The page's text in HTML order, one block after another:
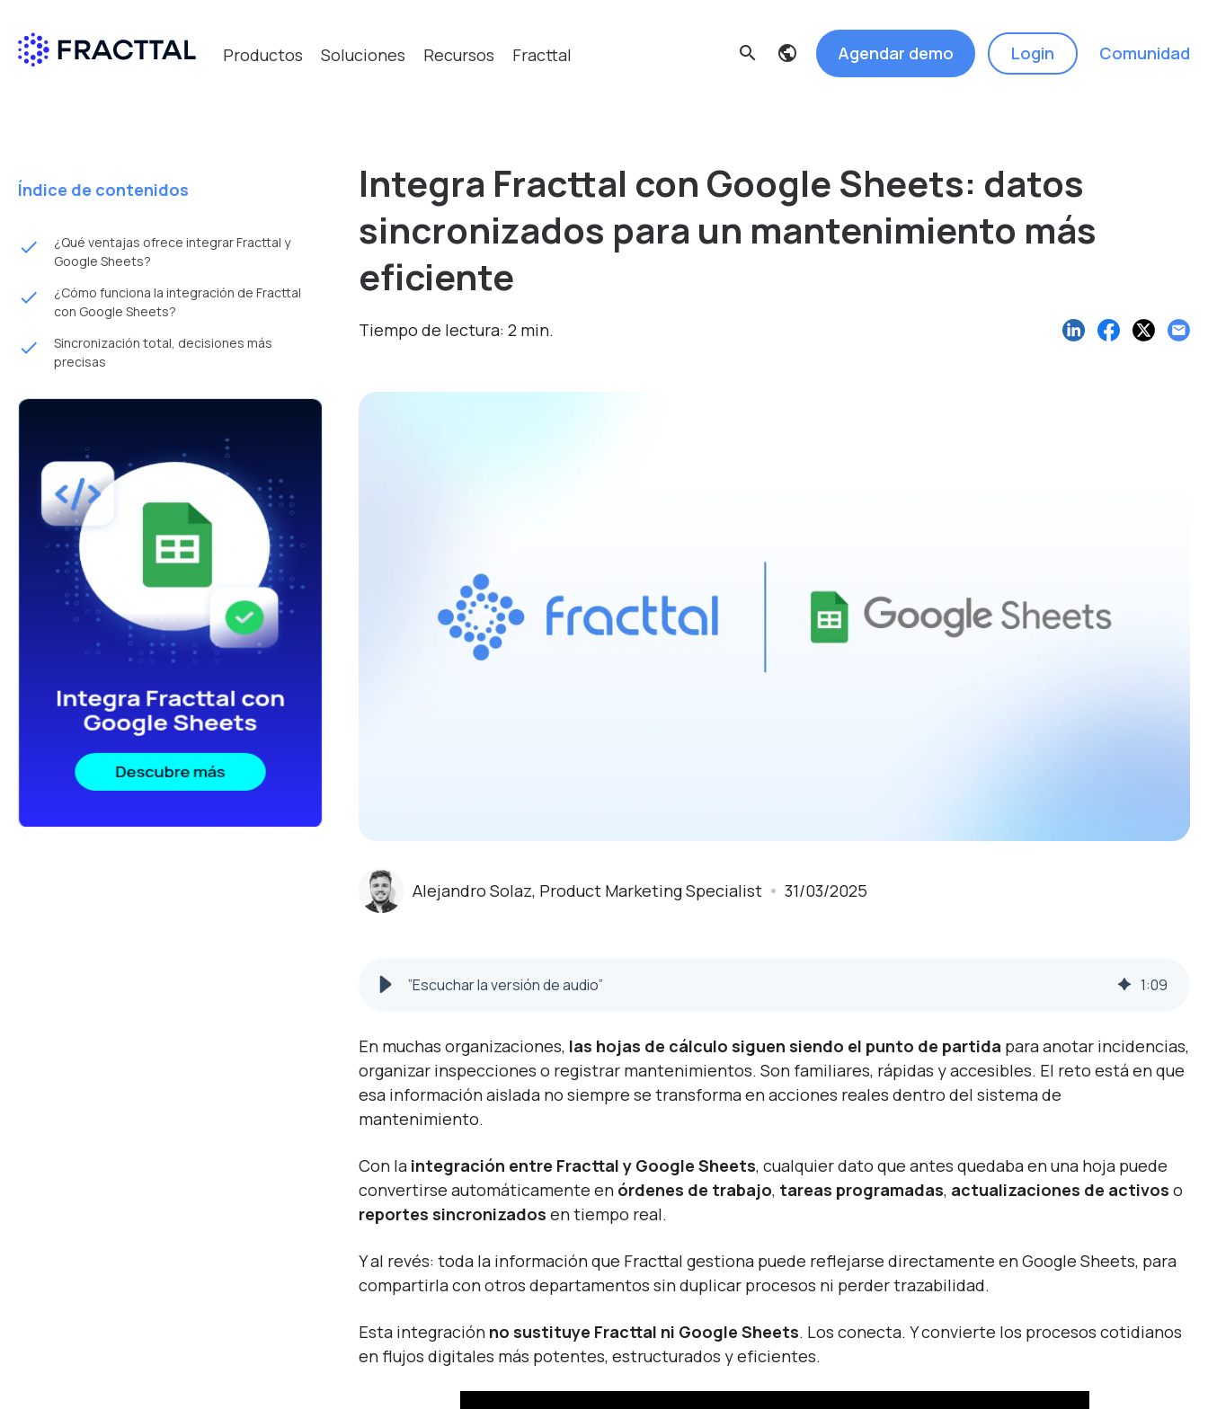
Productos Soluciones Recursos Fracttal search Agendar demo Login Comunidad
Índice de contenidos
done
¿Qué ventajas ofrece integrar Fracttal y
Google Sheets?
done
¿Cómo funciona la integración de Fracttal
con Google Sheets?
done
Sincronización total, decisiones más
precisas
Integra Fracttal con Google Sheets: datos
sincronizados para un mantenimiento más
eficiente
Tiempo de lectura: 2 min.
Alejandro Solaz, Product Marketing Specialist 31/03/2025
”Escuchar la versión de audio” 1:09
En muchas organizaciones, las hojas de cálculo siguen siendo el punto de partida para anotar incidencias,
organizar inspecciones o registrar mantenimientos. Son familiares, rápidas y accesibles. El reto está en que
esa información aislada no siempre se transforma en acciones reales dentro del sistema de
mantenimiento.
Con la integración entre Fracttal y Google Sheets, cualquier dato que antes quedaba en una hoja puede
convertirse automáticamente en órdenes de trabajo, tareas programadas, actualizaciones de activos o
reportes sincronizados en tiempo real.
Y al revés: toda la información que Fracttal gestiona puede reflejarse directamente en Google Sheets, para
compartirla con otros departamentos sin duplicar procesos ni perder trazabilidad.
Esta integración no sustituye Fracttal ni Google Sheets. Los conecta. Y convierte los procesos cotidianos
en flujos digitales más potentes, estructurados y eficientes.